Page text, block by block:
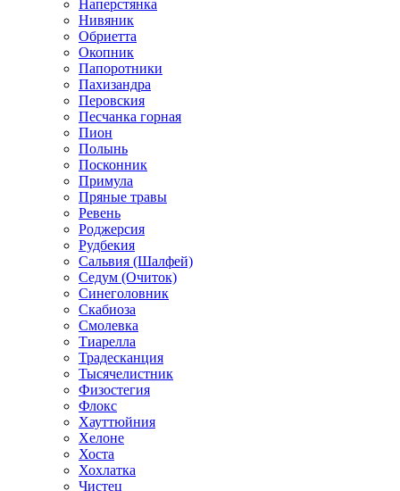
Наперстянка
Нивяник
Обриетта
Окопник
Папоротники
Пахизандра
Перовския
Песчанка горная
Пион
Полынь
Посконник
Примула
Пряные травы
Ревень
Роджерсия
Рудбекия
Сальвия (Шалфей)
Седум (Очиток)
Синеголовник
Скабиоза
Смолевка
Тиарелла
Традесканция
Тысячелистник
Физостегия
Флокс
Хауттюйния
Хелоне
Хоста
Хохлатка
Чистец